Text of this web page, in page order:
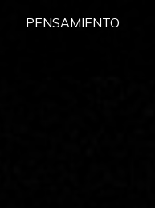
PENSAMIENTO